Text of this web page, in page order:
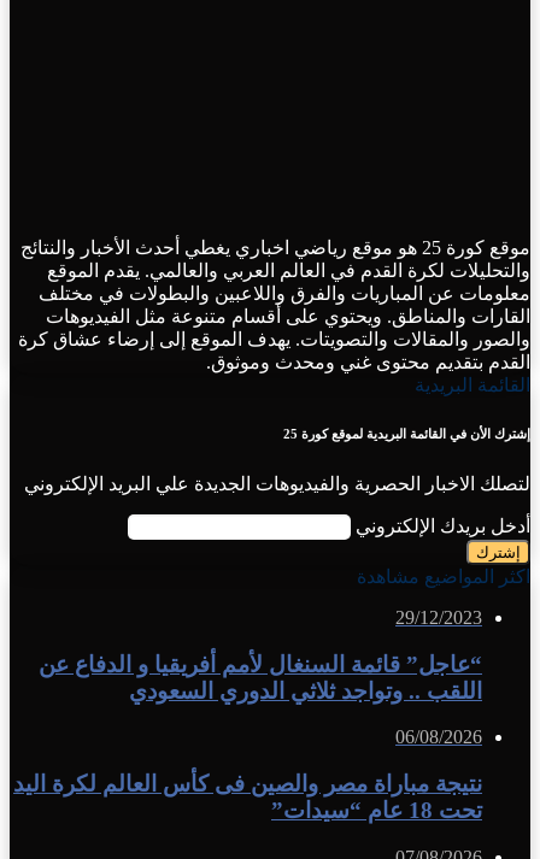
موقع كورة 25 هو موقع رياضي اخباري يغطي أحدث الأخبار والنتائج
والتحليلات لكرة القدم في العالم العربي والعالمي. يقدم الموقع
معلومات عن المباريات والفرق واللاعبين والبطولات في مختلف
القارات والمناطق. ويحتوي على أقسام متنوعة مثل الفيديوهات
والصور والمقالات والتصويتات. يهدف الموقع إلى إرضاء عشاق كرة
القدم بتقديم محتوى غني ومحدث وموثوق.
القائمة البريدية
إشترك الأن في القائمة البريدية لموقع كورة 25
لتصلك الاخبار الحصرية والفيديوهات الجديدة علي البريد الإلكتروني
أدخل بريدك الإلكتروني
اكثر المواضيع مشاهدة
29/12/2023
“عاجل” قائمة السنغال لأمم أفريقيا و الدفاع عن
اللقب .. وتواجد ثلاثي الدوري السعودي
06/08/2026
نتيجة مباراة مصر والصين فى كأس العالم لكرة اليد
تحت 18 عام “سيدات”